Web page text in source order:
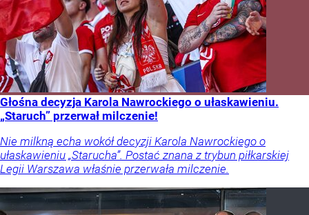
Głośna decyzja Karola Nawrockiego o ułaskawieniu.
„Staruch” przerwał milczenie!
Nie milkną echa wokół decyzji Karola Nawrockiego o
ułaskawieniu „Starucha”. Postać znana z trybun piłkarskiej
Legii Warszawa właśnie przerwała milczenie.